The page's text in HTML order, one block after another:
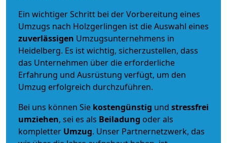
Ein wichtiger Schritt bei der Vorbereitung eines
Umzugs nach Holzgerlingen ist die Auswahl eines
zuverlässigen Umzugsunternehmens in
Heidelberg. Es ist wichtig, sicherzustellen, dass
das Unternehmen über die erforderliche
Erfahrung und Ausrüstung verfügt, um den
Umzug erfolgreich durchzuführen.
Bei uns können Sie kostengünstig und stressfrei
umziehen, sei es als Beiladung oder als
kompletter Umzug. Unser Partnernetzwerk, das